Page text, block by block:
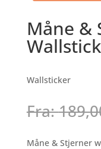
Måne &
Wallsticker
Fra:
Måne & Stjerner